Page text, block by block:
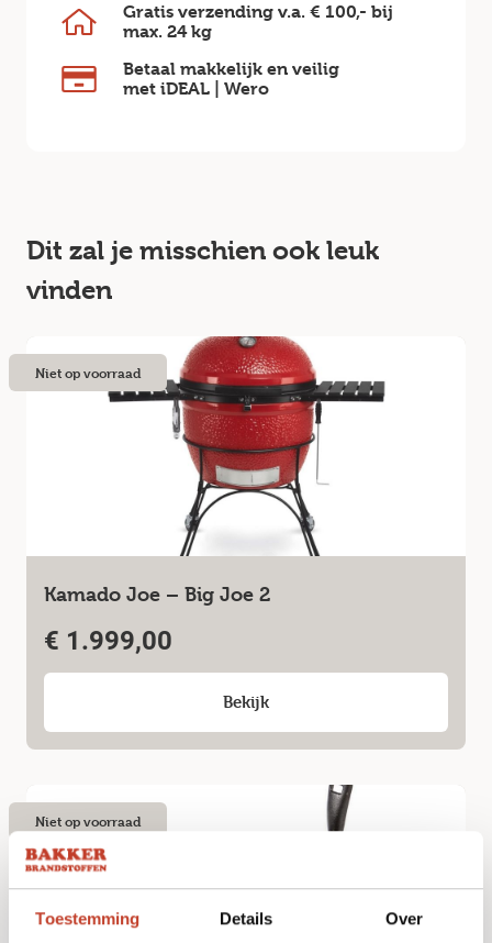
Toestemming Details Over
Gratis verzending v.a. € 100,- bij
max. 24 kg
Betaal makkelijk en veilig
met iDEAL | Wero
Dit zal je misschien ook leuk
vinden
Kamado Joe – Big Joe 2
€ 1.999,00
Bekijk
Niet op voorraad
Niet op voorraad